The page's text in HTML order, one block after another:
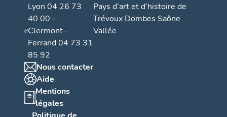
Lyon 04 26 73
40 00 -
Clermont-
Ferrand 04 73 31
85 92
Nous contacter
Aide
Mentions
légales
Pays d’art et d’histoire de
Trévoux Dombes Saône
Vallée